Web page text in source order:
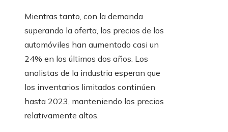
Mientras tanto, con la demanda
superando la oferta, los precios de los
automóviles han aumentado casi un
24% en los últimos dos años. Los
analistas de la industria esperan que
los inventarios limitados continúen
hasta 2023, manteniendo los precios
relativamente altos.